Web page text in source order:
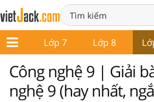
6 Lớp 7 Lớp 8
Công nghệ 9 | Giải
nghệ 9 (hay nhất,